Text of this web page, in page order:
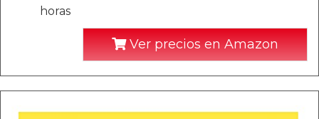
horas
Ver precios en Amazon